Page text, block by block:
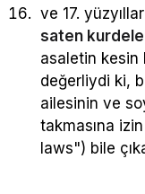
ve 17.
saten kurdele
asaletin kesin
değerliydi ki,
ailesinin ve
takmasına
laws") bile